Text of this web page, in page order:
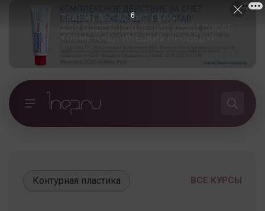
ВСЕ КУРСЫ
Контурная пластика
5